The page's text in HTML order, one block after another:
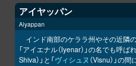
アイヤッパン
Aiyappan
インド南部のケララ州やその近隣
「アイエナル（Iyenar）」の名でも呼ば
Shiva）」と「ヴィシュヌ （Visnu）」の